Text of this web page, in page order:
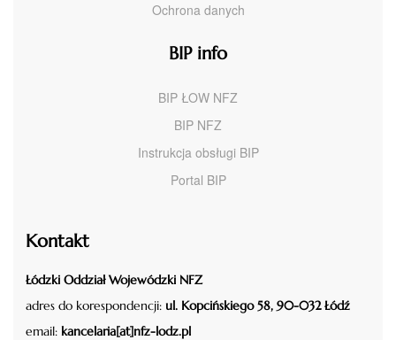
Ochrona danych
BIP info
BIP ŁOW NFZ
BIP NFZ
Instrukcja obsługi BIP
Portal BIP
Kontakt
Łódzki Oddział Wojewódzki NFZ
adres do korespondencji: ul. Kopcińskiego 58, 90-032 Łódź
email: kancelaria[at]nfz-lodz.pl